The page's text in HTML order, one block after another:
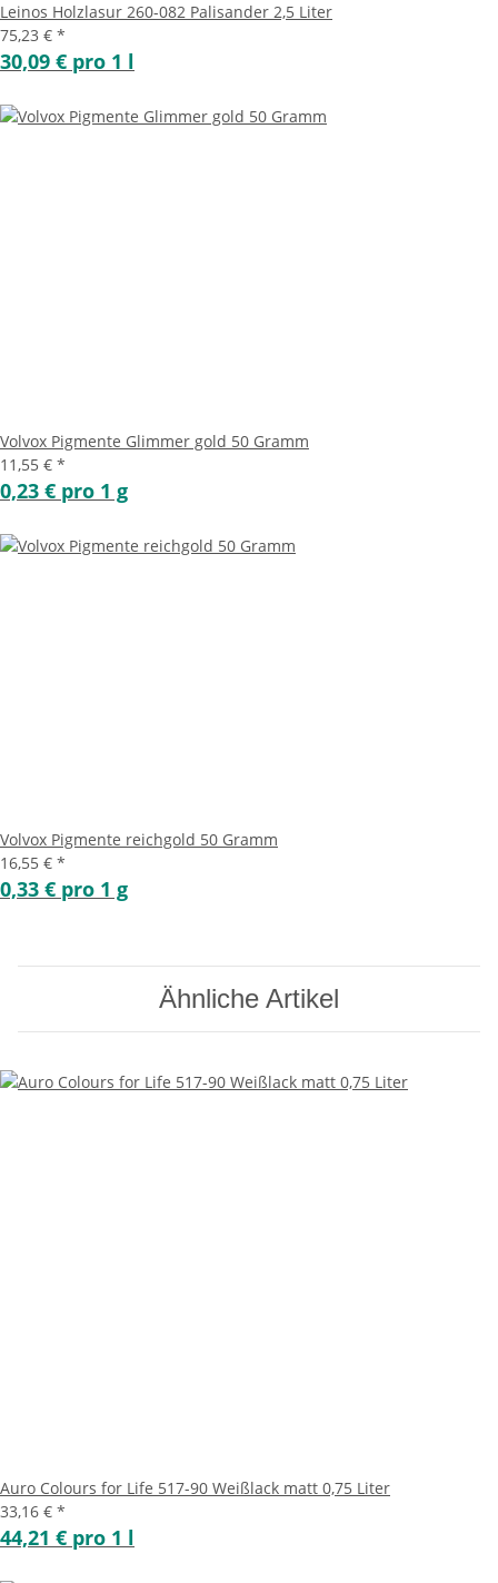
Leinos Holzlasur 260-082 Palisander 2,5 Liter
75,23 € *
30,09 € pro 1 l
Volvox Pigmente Glimmer gold 50 Gramm
11,55 € *
0,23 € pro 1 g
Volvox Pigmente reichgold 50 Gramm
16,55 € *
0,33 € pro 1 g
Ähnliche Artikel
Auro Colours for Life 517-90 Weißlack matt 0,75 Liter
33,16 € *
44,21 € pro 1 l